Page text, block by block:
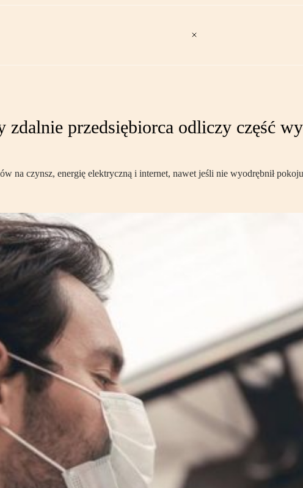
przedsiębiorca odliczy część
na czynsz, energię elektryczną i internet, nawet jeśli nie wyodrębnił